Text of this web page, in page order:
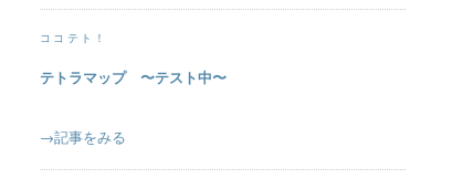
ココテト！
テトラマップ 〜テスト中〜
→記事をみる